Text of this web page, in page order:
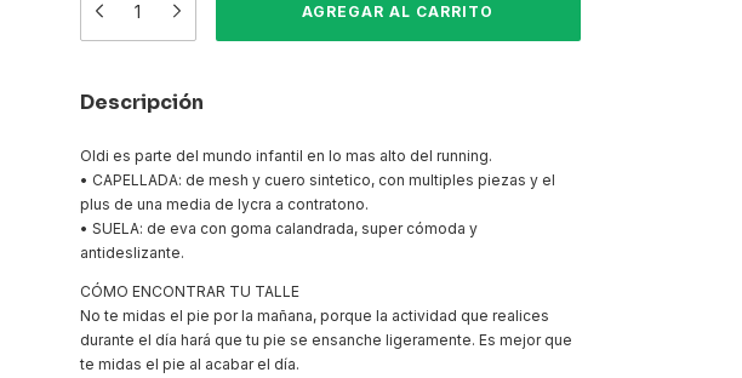
Descripción
Oldi es parte del mundo infantil en lo mas alto del running.
• CAPELLADA: de mesh y cuero sintetico, con multiples piezas y el
plus de una media de lycra a contratono.
• SUELA: de eva con goma calandrada, super cómoda y
antideslizante.
CÓMO ENCONTRAR TU TALLE
No te midas el pie por la mañana, porque la actividad que realices
durante el día hará que tu pie se ensanche ligeramente. Es mejor que
te midas el pie al acabar el día.